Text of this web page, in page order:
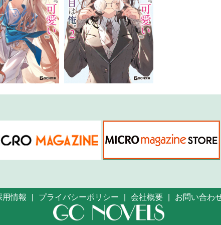
用情報 プライバシーポリシー 会社概要 お問い合わ